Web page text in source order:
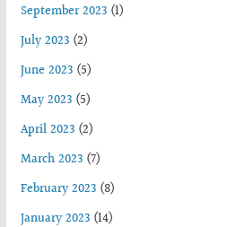
September 2023(1)
July 2023(2)
June 2023(5)
May 2023(5)
April 2023(2)
March 2023(7)
February 2023(8)
January 2023(14)